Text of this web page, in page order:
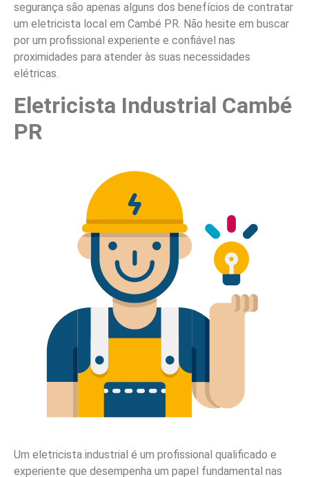
segurança são apenas alguns dos benefícios de contratar
um eletricista local em Cambé PR. Não hesite em buscar
por um profissional experiente e confiável nas
proximidades para atender às suas necessidades
elétricas.
Eletricista Industrial Cambé
PR
Um eletricista industrial é um profissional qualificado e
experiente que desempenha um papel fundamental nas